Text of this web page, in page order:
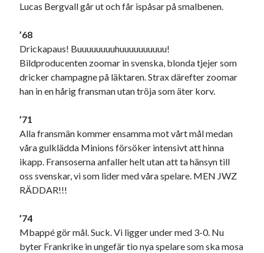
Lucas Bergvall går ut och får ispåsar på smalbenen.
’68
Drickapaus! Buuuuuuuuhuuuuuuuuuu!
Bildproducenten zoomar in svenska, blonda tjejer som
dricker champagne på läktaren. Strax därefter zoomar
han in en hårig fransman utan tröja som äter korv.
’71
Alla fransmän kommer ensamma mot vårt mål medan
våra gulklädda Minions försöker intensivt att hinna
ikapp. Fransoserna anfaller helt utan att ta hänsyn till
oss svenskar, vi som lider med våra spelare. MEN JWZ
RÄDDAR!!!
’74
Mbappé gör mål. Suck. Vi ligger under med 3-0. Nu
byter Frankrike in ungefär tio nya spelare som ska mosa